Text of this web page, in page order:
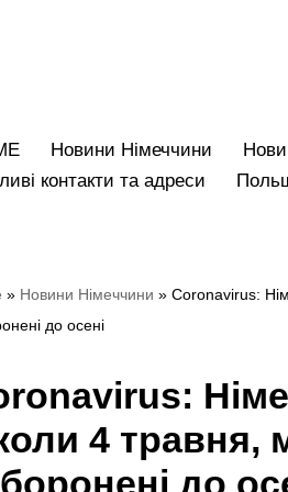
Новини Німеччини
контакти та адреси
» Новини Німеччини » Coronavirus:
до осені
4 травня,
до